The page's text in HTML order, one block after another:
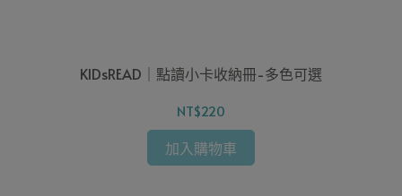
KIDsREAD｜點讀小卡收納冊-多色可選
NT$220
加入購物車